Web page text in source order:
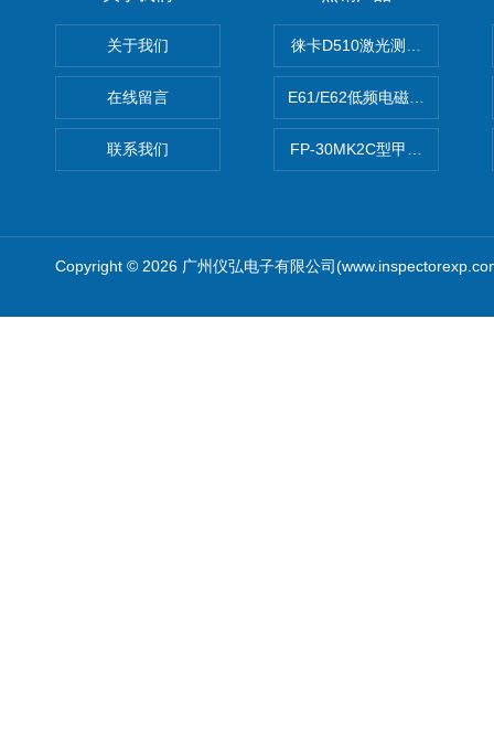
关于我们
在线留言
联系我们
徕卡D510激光测距仪
E61/E62低频电磁场强度分析
FP-30MK2C型甲醛检测仪
Copyright © 2026 广州仪弘电子有限公司